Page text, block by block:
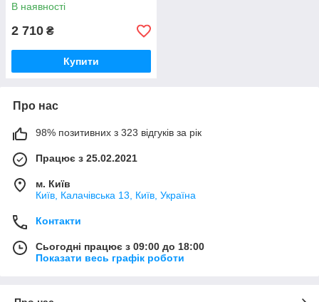
В наявності
2 710 ₴
Купити
Про нас
98% позитивних з 323 відгуків за рік
Працює з 25.02.2021
м. Київ
Київ, Калачівська 13, Київ, Україна
Контакти
Сьогодні працює з 09:00 до 18:00
Показати весь графік роботи